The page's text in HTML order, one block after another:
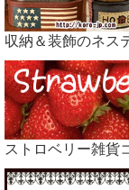
収納＆装飾のネス
ストロベリー雑貨